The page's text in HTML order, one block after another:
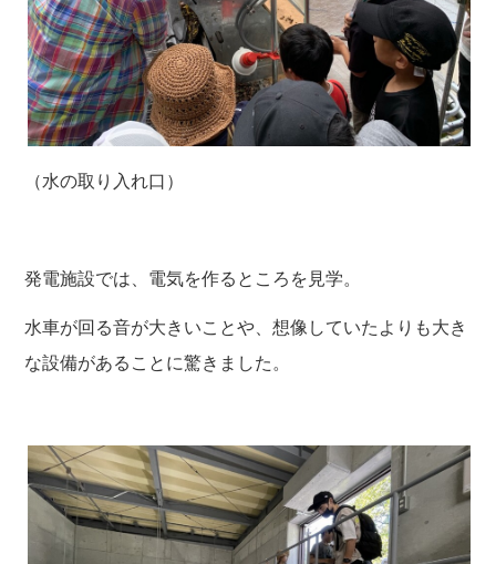
（水の取り入れ口）
発電施設では、電気を作るところを見学。
水車が回る音が大きいことや、想像していたよりも大き
な設備があることに驚きました。